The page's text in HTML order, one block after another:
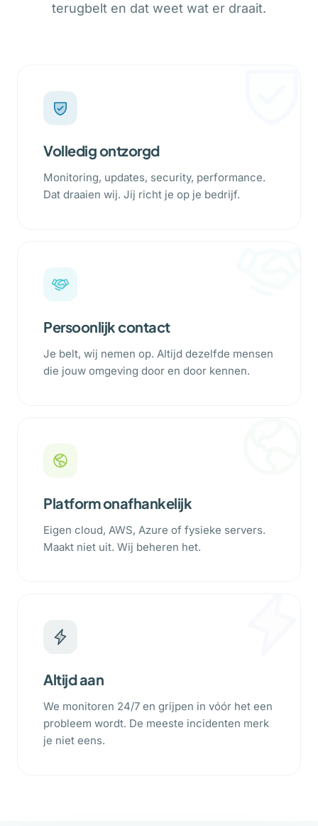
terugbelt en dat weet wat er draait.
Volledig ontzorgd
Monitoring, updates, security, performance.
Dat draaien wij. Jij richt je op je bedrijf.
Persoonlijk contact
Je belt, wij nemen op. Altijd dezelfde mensen
die jouw omgeving door en door kennen.
Platform onafhankelijk
Eigen cloud, AWS, Azure of fysieke servers.
Maakt niet uit. Wij beheren het.
Altijd aan
We monitoren 24/7 en grijpen in vóór het een
probleem wordt. De meeste incidenten merk
je niet eens.